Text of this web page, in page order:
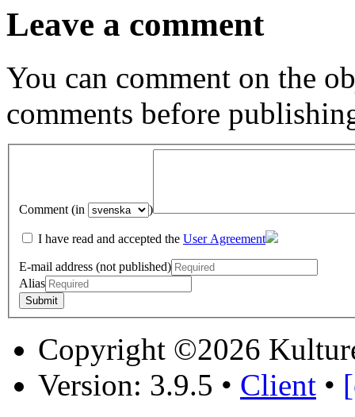
Leave a comment
You can comment on the
comments before
Comment (in )
I have read and accepted the User Agreement
E-mail address (not published)
Alias
Copyright ©2026
Version: 3.9.5 • Client •